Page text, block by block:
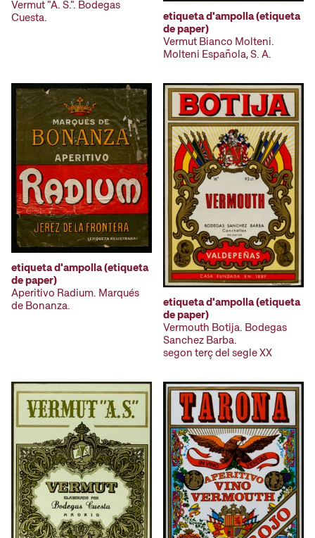
Vermut "A. S.". Bodegas
Cuesta.
etiqueta d'ampolla (etiqueta
de paper)
Vermut Bianco Molteni.
Molteni Española, S. A.
etiqueta d'ampolla (etiqueta
de paper)
Aperitivo Radium. Marqués
de Bonanza.
etiqueta d'ampolla (etiqueta
de paper)
Vermouth Botija. Bodegas
Sanchez Barba.
segon terç del segle XX